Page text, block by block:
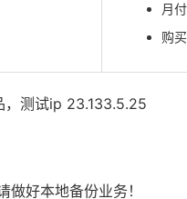
月
购买
，测试ip 23.133.5.25
做好本地备份业务！